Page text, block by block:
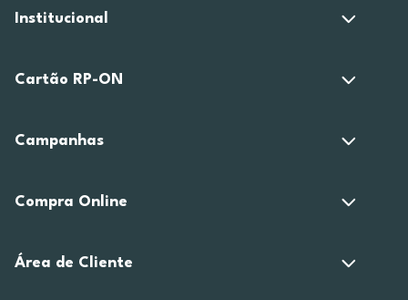
Institucional
Cartão RP-ON
Campanhas
Compra Online
Área de Cliente